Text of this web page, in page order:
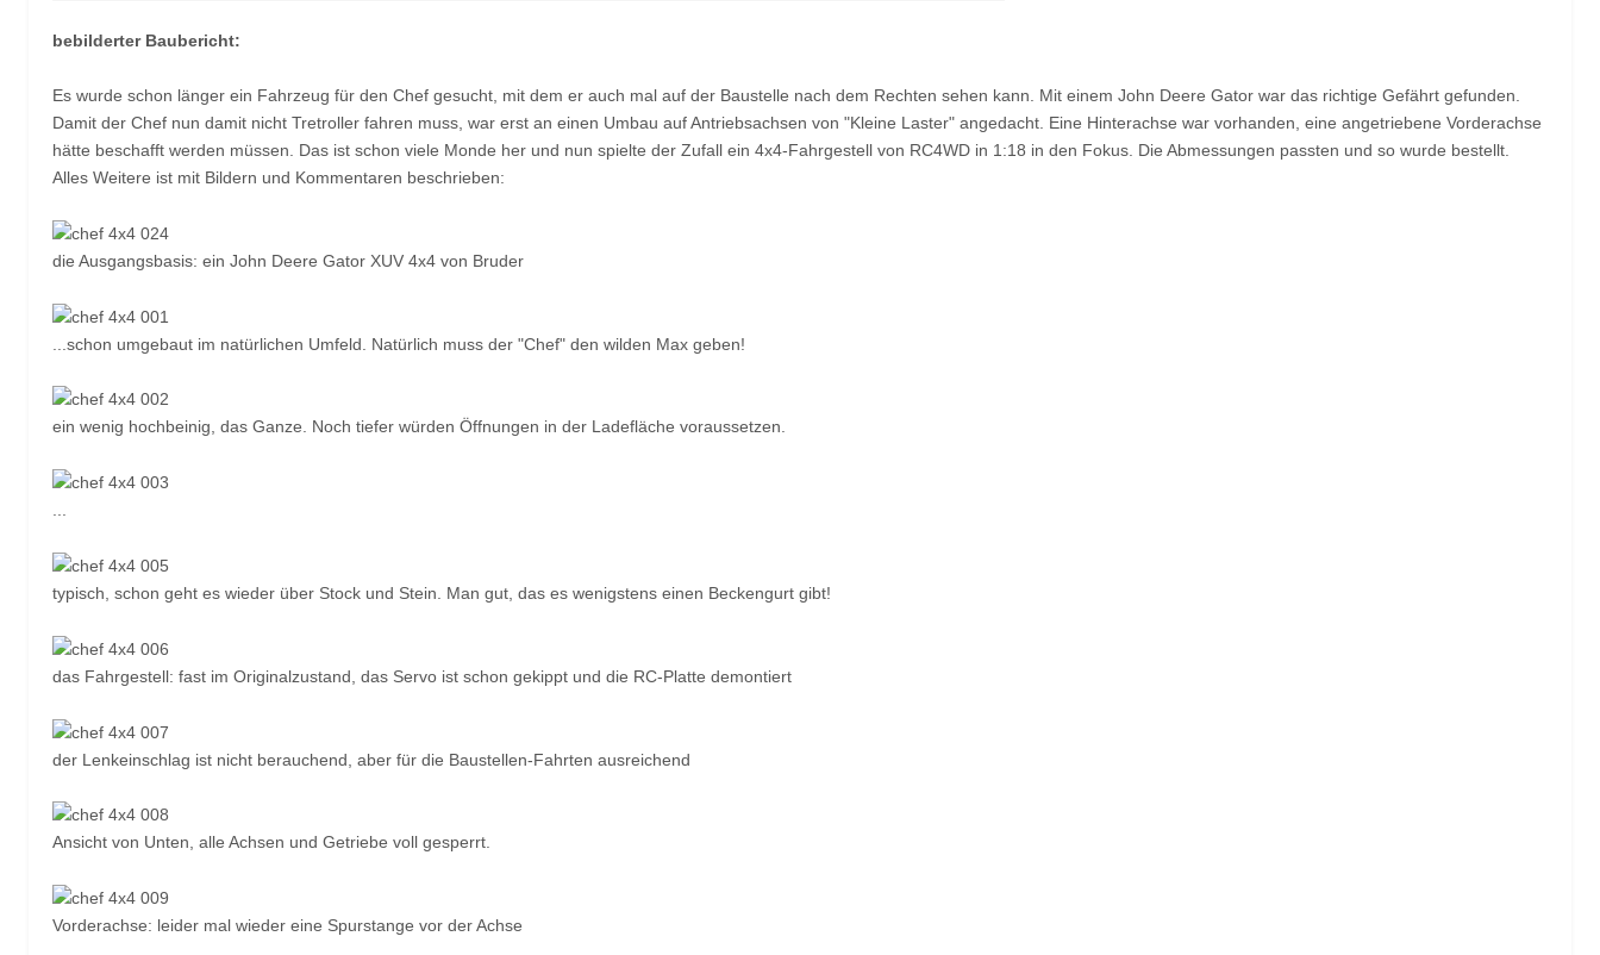
bebilderter Baubericht:
Es wurde schon länger ein Fahrzeug für den Chef gesucht, mit dem er auch mal auf der Baustelle nach dem Rechten sehen kann. Mit einem John Deere Gator war das richtige Gefährt gefunden.
Damit der Chef nun damit nicht Tretroller fahren muss, war erst an einen Umbau auf Antriebsachsen von "Kleine Laster" angedacht. Eine Hinterachse war vorhanden, eine angetriebene Vorderachse
hätte beschafft werden müssen. Das ist schon viele Monde her und nun spielte der Zufall ein 4x4-Fahrgestell von RC4WD in 1:18 in den Fokus. Die Abmessungen passten und so wurde bestellt.
Alles Weitere ist mit Bildern und Kommentaren beschrieben:
die Ausgangsbasis: ein John Deere Gator XUV 4x4 von Bruder
...schon umgebaut im natürlichen Umfeld. Natürlich muss der "Chef" den wilden Max geben!
ein wenig hochbeinig, das Ganze. Noch tiefer würden Öffnungen in der Ladefläche voraussetzen.
typisch, schon geht es wieder über Stock und Stein. Man gut, das es wenigstens einen Beckengurt gibt!
das Fahrgestell: fast im Originalzustand, das Servo ist schon gekippt und die RC-Platte demontiert
der Lenkeinschlag ist nicht berauchend, aber für die Baustellen-Fahrten ausreichend
Ansicht von Unten, alle Achsen und Getriebe voll gesperrt.
Vorderachse: leider mal wieder eine Spurstange vor der Achse